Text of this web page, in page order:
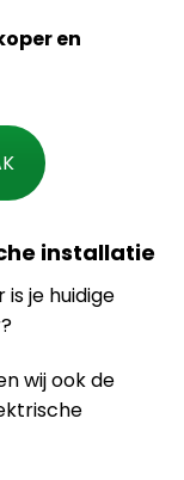
en
installatie
je huidige
wij ook de